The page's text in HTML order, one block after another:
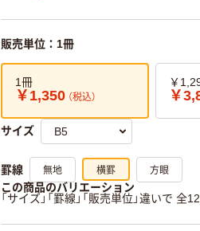
販売単位：1冊
1冊
￥1,350 （税込）
￥
￥
サイズ
罫線 無地 横罫 方眼
この商品のバリエーション
「サイズ」「罫線」「販売単位」違いで 全